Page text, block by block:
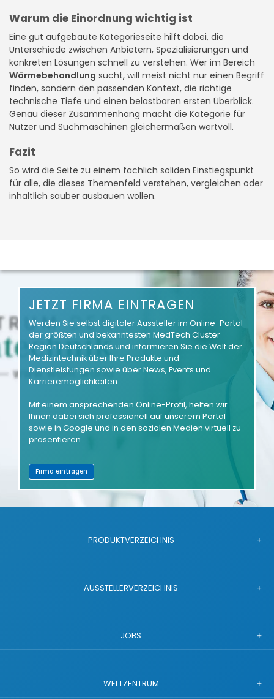
Warum die Einordnung wichtig ist
Eine gut aufgebaute Kategorieseite hilft dabei, die
Unterschiede zwischen Anbietern, Spezialisierungen und
konkreten Lösungen schnell zu verstehen. Wer im Bereich
Wärmebehandlung sucht, will meist nicht nur einen Begriff
finden, sondern den passenden Kontext, die richtige
technische Tiefe und einen belastbaren ersten Überblick.
Genau dieser Zusammenhang macht die Kategorie für
Nutzer und Suchmaschinen gleichermaßen wertvoll.
Fazit
So wird die Seite zu einem fachlich soliden Einstiegspunkt
für alle, die dieses Themenfeld verstehen, vergleichen oder
inhaltlich sauber ausbauen wollen.
JETZT FIRMA EINTRAGEN
Werden Sie selbst digitaler Aussteller im Online-Portal
der größten und bekanntesten MedTech Cluster
Region Deutschlands und informieren Sie die Welt der
Medizintechnik über Ihre Produkte und
Dienstleistungen sowie über News, Events und
Karrieremöglichkeiten.
Mit einem ansprechenden Online-Profil, helfen wir
Ihnen dabei sich professionell auf unserem Portal
sowie in Google und in den sozialen Medien virtuell zu
präsentieren.
Firma eintragen
PRODUKTVERZEICHNIS
AUSSTELLERVERZEICHNIS
JOBS
WELTZENTRUM